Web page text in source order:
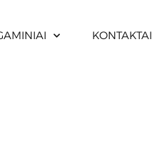
KONTAKTAI